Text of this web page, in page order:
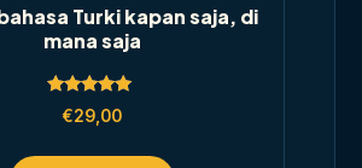
Turki kapan saja, di
mana saja
Rated
5.00
€29,00